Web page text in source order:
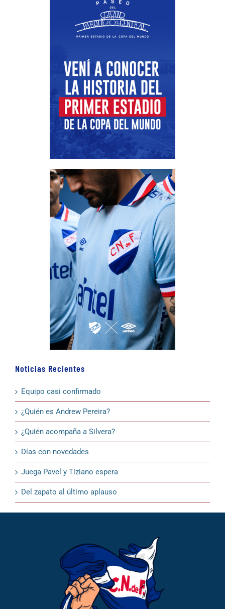
Noticias Recientes
Equipo casi confirmado
¿Quién es Andrew Pereira?
¿Quién acompaña a Silvera?
Días con novedades
Juega Pavel y Tiziano espera
Del zapato al último aplauso